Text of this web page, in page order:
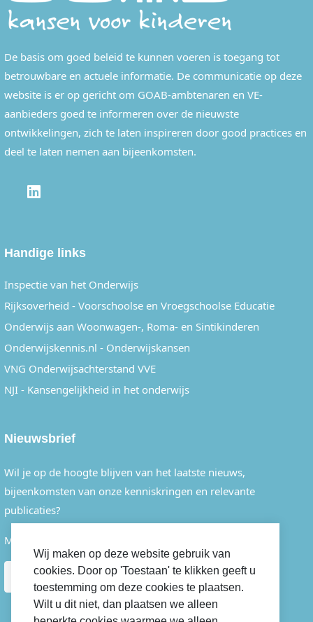
Wij maken op deze website gebruik van
cookies. Door op 'Toestaan' te klikken geeft u
toestemming om deze cookies te plaatsen.
Wilt u dit niet, dan plaatsen we alleen
De basis om goed beleid te kunnen voeren is toegang tot
betrouwbare en actuele informatie. De communicatie op deze
website is er op gericht om GOAB-ambtenaren en VE-
aanbieders goed te informeren over de nieuwste
ontwikkelingen, zich te laten inspireren door good practices en
deel te laten nemen aan bijeenkomsten.
Handige links
Inspectie van het Onderwijs
Rijksoverheid - Voorschoolse en Vroegschoolse Educatie
Onderwijs aan Woonwagen-, Roma- en Sintikinderen
Onderwijskennis.nl - Onderwijskansen
VNG Onderwijsachterstand VVE
NJI - Kansengelijkheid in het onderwijs
Nieuwsbrief
Wil je op de hoogte blijven van het laatste nieuws,
bijeenkomsten van onze kenniskringen en relevante
publicaties?
Meld je dan eenvoudig aan voor onze nieuwsbrief.
AANMELDEN